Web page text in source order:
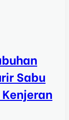
Sabu